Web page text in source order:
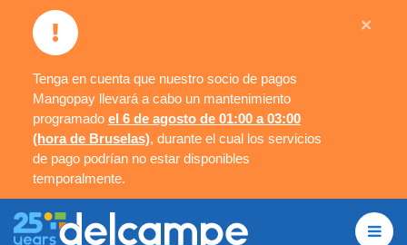
Tenga en cuenta que nuestro socio de pagos
Mangopay llevará a cabo un mantenimiento
programado el 6 de agosto de 01:00 a 03:00
(hora de Bruselas), durante el cual los servicios
de pago podrían no estar disponibles
temporalmente.
×